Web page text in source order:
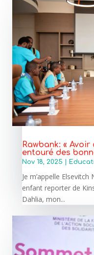
Rawbank: «
entouré des
Nov 18, 2025
Je m’appelle Elsevitch
enfant reporter de
Dahlia, mon...